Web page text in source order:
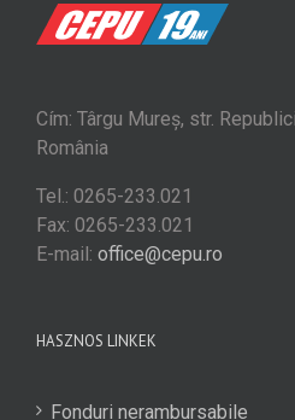
Cím: Târgu Mureș, str.
România
Tel.: 0265-233.021
Fax: 0265-233.021
E-mail: office@cepu.ro
HASZNOS LINKEK
Fonduri nerambursabile